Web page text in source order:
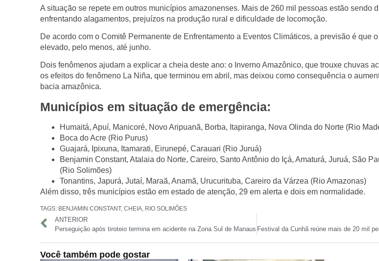
A situação se repete em outros municípios amazonenses. Mais de 260 mil pessoas estão sendo
enfrentando alagamentos, prejuízos na produção rural e dificuldade de locomoção.
De acordo com o Comitê Permanente de Enfrentamento a Eventos Climáticos, a previsão é que
elevado, pelo menos, até junho.
Dois fenômenos ajudam a explicar a cheia deste ano: o Inverno Amazônico, que trouxe chuvas
os efeitos do fenômeno La Niña, que terminou em abril, mas deixou como consequência o
bacia amazônica.
Municípios em situação de emergência:
Humaitá, Apuí, Manicoré, Novo Aripuanã, Borba, Itapiranga, Nova Olinda do Norte (Rio
Boca do Acre (Rio Purus)
Guajará, Ipixuna, Itamarati, Eirunepé, Carauari (Rio Juruá)
Benjamin Constant, Atalaia do Norte, Careiro, Santo Antônio do Içá, Amaturá, Juruá, São
(Rio Solimões)
Tonantins, Japurá, Jutaí, Maraã, Anamã, Urucurituba, Careiro da Várzea (Rio Amazonas)
Além disso, três municípios estão em estado de atenção, 29 em alerta e dois em normalidade.
TAGS: BENJAMIN CONSTANT, CHEIA, RIO SOLIMÕES
ANTERIOR
Perseguição após tiroteio termina em acidente na Zona Sul de Manaus
Você também pode gostar